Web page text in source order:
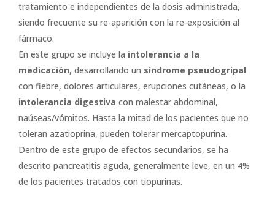
tratamiento e independientes de la dosis administrada,
siendo frecuente su re-aparición con la re-exposición al
fármaco.
En este grupo se incluye la intolerancia a la
medicación, desarrollando un síndrome pseudogripal
con fiebre, dolores articulares, erupciones cutáneas, o la
intolerancia digestiva con malestar abdominal,
naúseas/vómitos. Hasta la mitad de los pacientes que no
toleran azatioprina, pueden tolerar mercaptopurina.
Dentro de este grupo de efectos secundarios, se ha
descrito pancreatitis aguda, generalmente leve, en un 4%
de los pacientes tratados con tiopurinas.